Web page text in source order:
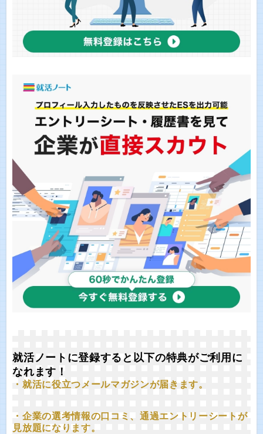
就活ノートに登録すると以下の特典がご利用に
なれます！
・就活に役立つメールマガジンが届きます。
・企業の選考情報の口コミ、通過エントリーシートが
見放題になります。